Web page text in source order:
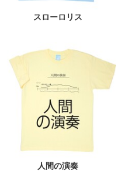
スローロリス
人間の演奏